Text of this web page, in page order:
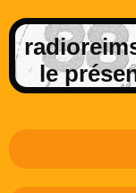
le
Derniers potins de la